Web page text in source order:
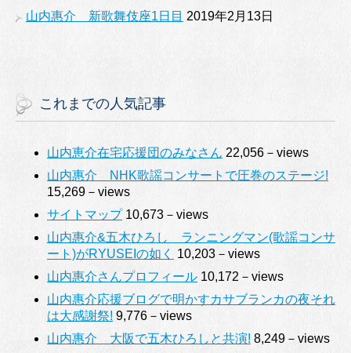
山内惠介 新歌舞伎座1日目 2019年2月13日
これまでの人気記事
山内恵介在宅応援団のみなさん 22,056－views
山内惠介 NHK歌謡コンサートで圧巻のステージ!
15,269－views
サイトマップ10,673－views
山内惠介&五木ひろし ランニングマン(歌謡コンサ
ート)がRYUSEIの如く
10,203－views
山内惠介さんプロフィール 10,172－views
山内惠介応援ブログで明かすカサブランカの夜それ
は大感謝祭! 9,776－views
山内惠介 大阪で五木ひろしと共演! 8,249－views